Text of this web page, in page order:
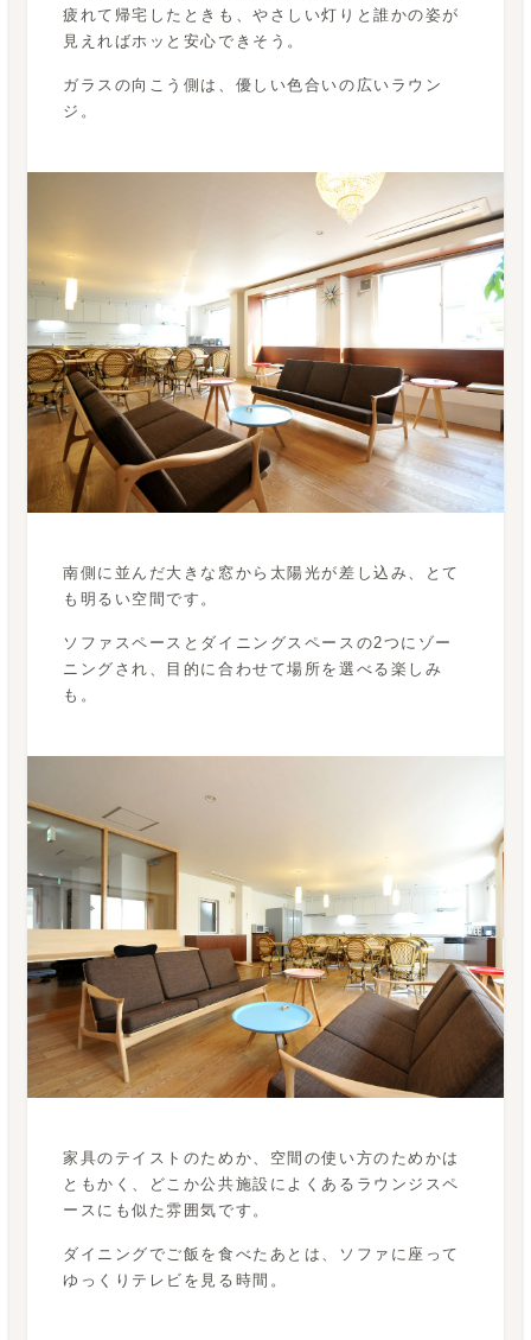
疲れて帰宅したときも、やさしい灯りと誰かの姿が
見えればホッと安心できそう。
ガラスの向こう側は、優しい色合いの広いラウン
ジ。
南側に並んだ大きな窓から太陽光が差し込み、とて
も明るい空間です。
ソファスペースとダイニングスペースの2つにゾー
ニングされ、目的に合わせて場所を選べる楽しみ
も。
家具のテイストのためか、空間の使い方のためかは
ともかく、どこか公共施設によくあるラウンジスペ
ースにも似た雰囲気です。
ダイニングでご飯を食べたあとは、ソファに座って
ゆっくりテレビを見る時間。